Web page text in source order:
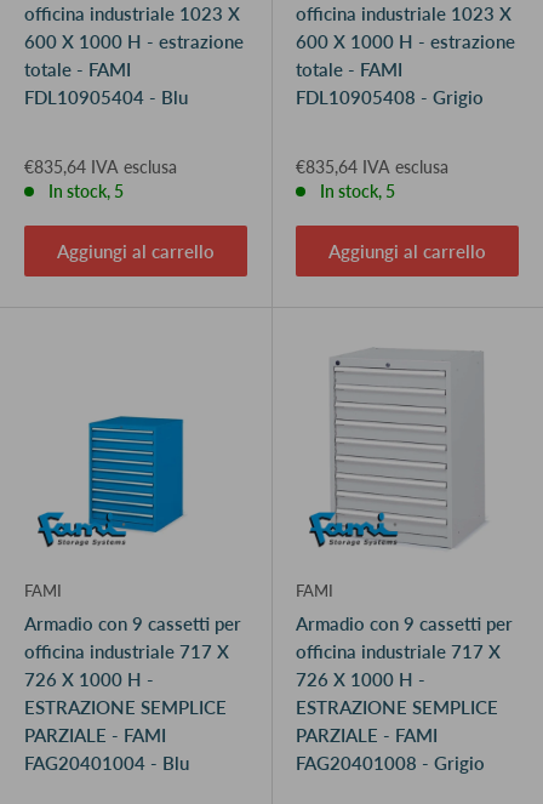
officina industriale 1023 X
600 X 1000 H - estrazione
totale - FAMI
FDL10905404 - Blu
€835,64 IVA esclusa
In stock, 5
Aggiungi al carrello
officina industriale 1023 X
600 X 1000 H - estrazione
totale - FAMI
FDL10905408 - Grigio
€835,64 IVA esclusa
In stock, 5
Aggiungi al carrello
FAMI
Armadio con 9 cassetti per
officina industriale 717 X
726 X 1000 H -
ESTRAZIONE SEMPLICE
PARZIALE - FAMI
FAG20401004 - Blu
FAMI
Armadio con 9 cassetti per
officina industriale 717 X
726 X 1000 H -
ESTRAZIONE SEMPLICE
PARZIALE - FAMI
FAG20401008 - Grigio